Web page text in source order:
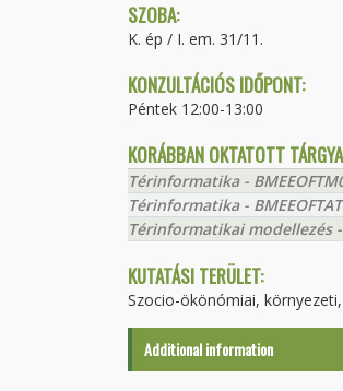
SZOBA:
K. ép / I. em. 31/11.
KONZULTÁCIÓS IDŐPONT:
Péntek 12:00-13:00
KORÁBBAN OKTATOTT
Térinformatika -
Térinformatika -
Térinformatikai modellezés -
KUTATÁSI TERÜLET:
Szocio-ökönómiai,
Additional information